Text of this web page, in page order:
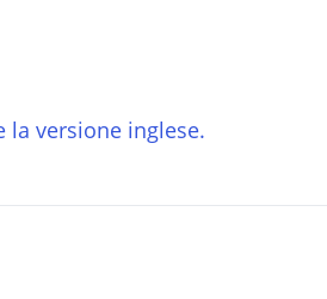
la versione inglese.